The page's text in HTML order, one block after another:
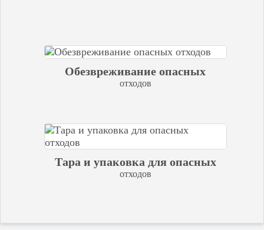
Обезвреживание опасных
отходов
Тара и упаковка для опасных
отходов